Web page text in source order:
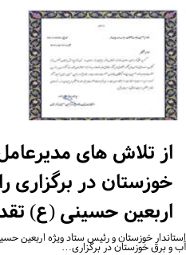
از تلاش های
خوزستان در برگزاری
اربعین حسینی (ع)
خوزستان و رئیس ستاد ویژه اربعین
و برق خوزستان در برگزاری…